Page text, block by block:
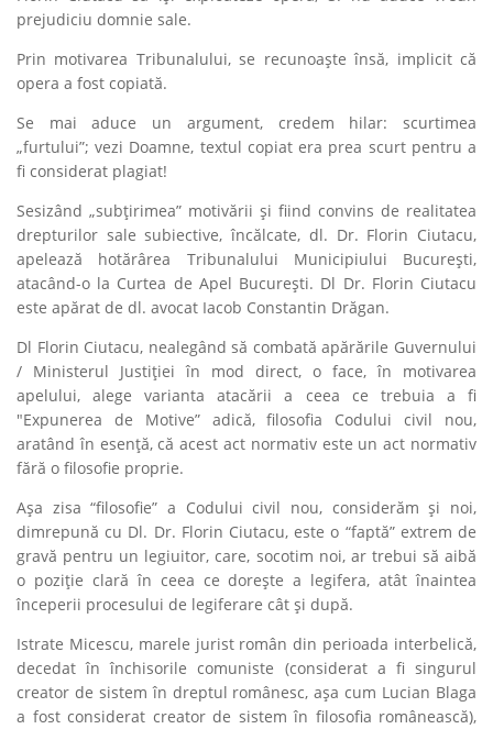
prejudiciu domnie sale.
Prin motivarea Tribunalului, se recunoaşte însă, implicit că
opera a fost copiată.
Se mai aduce un argument, credem hilar: scurtimea
„furtului”; vezi Doamne, textul copiat era prea scurt pentru a
fi considerat plagiat!
Sesizând „subţirimea” motivării şi fiind convins de realitatea
drepturilor sale subiective, încălcate, dl. Dr. Florin Ciutacu,
apelează hotărârea Tribunalului Municipiului Bucureşti,
atacând-o la Curtea de Apel Bucureşti. Dl Dr. Florin Ciutacu
este apărat de dl. avocat Iacob Constantin Drăgan.
Dl Florin Ciutacu, nealegând să combată apărările Guvernului
/ Ministerul Justiţiei în mod direct, o face, în motivarea
apelului, alege varianta atacării a ceea ce trebuia a fi
"Expunerea de Motive” adică, filosofia Codului civil nou,
aratând în esenţă, că acest act normativ este un act normativ
fără o filosofie proprie.
Așa zisa “filosofie” a Codului civil nou, considerăm și noi,
dimrepună cu Dl. Dr. Florin Ciutacu, este o “faptă” extrem de
gravă pentru un legiuitor, care, socotim noi, ar trebui să aibă
o poziţie clară în ceea ce doreşte a legifera, atât înaintea
începerii procesului de legiferare cât şi după.
Istrate Micescu, marele jurist român din perioada interbelică,
decedat în închisorile comuniste (considerat a fi singurul
creator de sistem în dreptul românesc, aşa cum Lucian Blaga
a fost considerat creator de sistem în filosofia românească),